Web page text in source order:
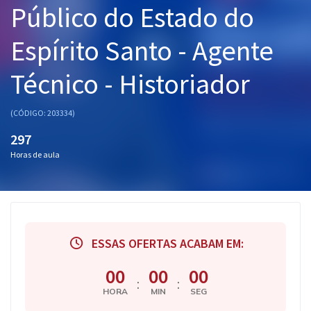
Pós
Graduação
OAB
Questões grátis
Público do Estado do
Espírito Santo - Agente
Técnico - Historiador
(CÓDIGO: 203334)
297
Horas de aula
ESSAS OFERTAS ACABAM EM:
00
HORA : 00
MIN : 00
SEG